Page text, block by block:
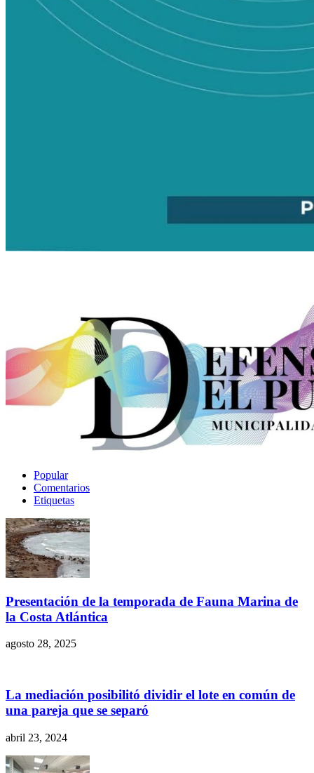
Popular
Comentarios
Etiquetas
Presentación de la temporada de Fauna Marina de
la Costa Atlántica
agosto 28, 2025
La mediación posibilitó dividir el lote en común de
una pareja que se separó
abril 23, 2024